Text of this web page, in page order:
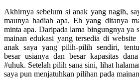
Akhirnya sebelum si anak yang nagih,
maunya hadiah apa. Eh yang ditanya
minta apa. Daripada lama bingungnya ya
mainan edukasi yang tersedia di
anak saya yang pilih-pilih sendiri,
besar usianya dan besar kapasitas
#uhuk. Setelah pilih sana sini, lihat
saya pun menjatuhkan pilihan pada